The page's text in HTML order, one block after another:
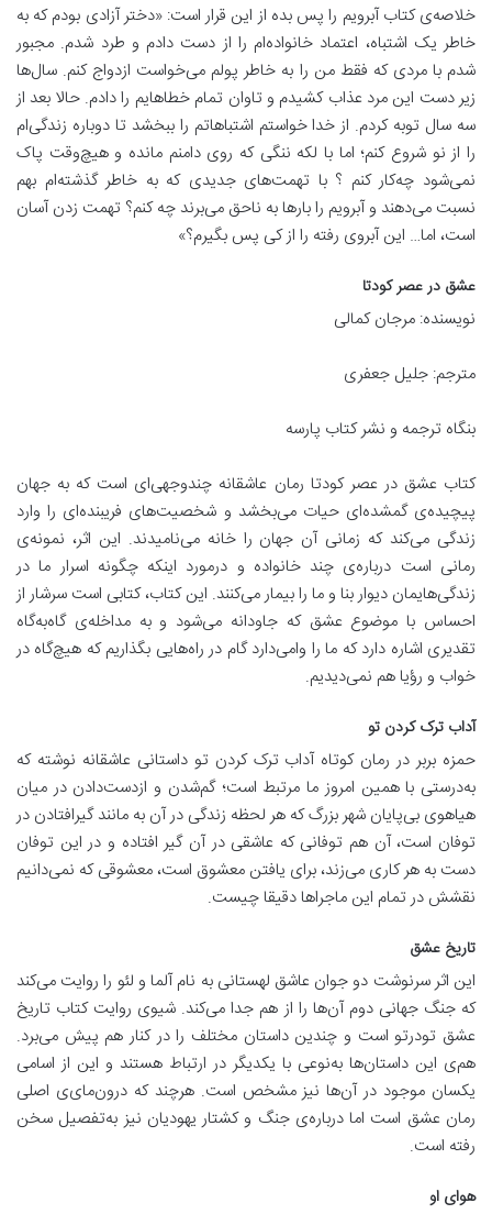
خلاصه‌ی کتاب آبرویم را پس بده از این قرار است: «دختر آزادی بودم که به
خاطر یک اشتباه، اعتماد خانواده‌ام را از دست دادم و طرد شدم. مجبور
شدم با مردی که فقط من را به خاطر پولم می‌خواست ازدواج کنم. سال‌ها
زیر دست این مرد عذاب کشیدم و تاوان تمام خطاهایم را دادم. حالا بعد از
سه سال توبه کردم. از خدا خواستم اشتباهاتم را ببخشد تا دوباره زندگی‌ام
را از نو شروع کنم؛ اما با لکه ننگی که روی دامنم مانده و هیچ‌وقت پاک
نمی‌شود چه‌کار کنم ؟ با تهمت‌های جدیدی که به خاطر گذشته‌ام بهم
نسبت می‌دهند و آبرویم را بارها به ناحق می‌برند چه کنم؟ تهمت زدن آسان
است، اما… این آبروی رفته را از کی پس بگیرم؟»
عشق در عصر کودتا
نویسنده: مرجان کمالی
مترجم: جلیل جعفری
بنگاه ترجمه و نشر کتاب پارسه
کتاب عشق در عصر کودتا رمان عاشقانه چندوجهی‌ای است که به جهان
پیچیده‌ی گمشده‌ای حیات می‌بخشد و شخصیت‌های فریبنده‌ای را وارد
زندگی می‌کند که زمانی آن جهان را خانه می‌نامیدند. این اثر، نمونه‌ی
رمانی است درباره‌ی چند خانواده و درمورد اینکه چگونه اسرار ما در
زندگی‌هایمان دیوار بنا و ما را بیمار می‌کنند. این کتاب، کتابی است سرشار از
احساس با موضوع عشق که جاودانه می‌شود و به مداخله‌ی گاه‌به‌گاه
تقدیری اشاره دارد که ما را وامی‌دارد گام در راه‌هایی بگذاریم که هیچ‌گاه در
خواب و رؤیا هم نمی‌دیدیم.
آداب ترک کردن تو
حمزه بربر در رمان کوتاه آداب ترک کردن تو داستانی عاشقانه نوشته که
به‌درستی با همین امروز ما مرتبط است؛ گم‌شدن و از‌دست‌دادن در میان
هیاهوی بی‌پایان شهر بزرگ که هر لحظه زندگی در آن به مانند گیرافتادن در
توفان است، آن هم توفانی که عاشقی در آن گیر افتاده و در این توفان
دست به هر کاری می‌زند، برای یافتن معشوق است، معشوقی که نمی‌دانیم
نقشش در تمام این ماجراها دقیقا چیست.
تاریخ عشق
این اثر سرنوشت دو جوان عاشق لهستانی به نام آلما و لئو را روایت می‌کند
که جنگ جهانی دوم آن‌ها را از هم جدا می‌کند. شیو‌ی روایت کتاب تاریخ
عشق تودرتو است و چندین داستان مختلف را در کنار هم پیش می‌برد.
هم‌ی این داستان‌ها به‌نوعی با یکدیگر در ارتباط هستند و این از اسامی
یکسان موجود در آن‌ها نیز مشخص است. هرچند که درون‌مای‌ی اصلی
رمان عشق است اما درباره‌ی جنگ و کشتار یهودیان نیز به‌تفصیل سخن
رفته است.
هوای او